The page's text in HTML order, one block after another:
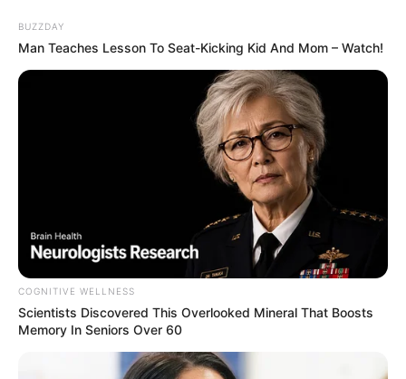
BUZZDAY
Man Teaches Lesson To Seat-Kicking Kid And Mom – Watch!
COGNITIVE WELLNESS
Scientists Discovered This Overlooked Mineral That Boosts
Memory In Seniors Over 60